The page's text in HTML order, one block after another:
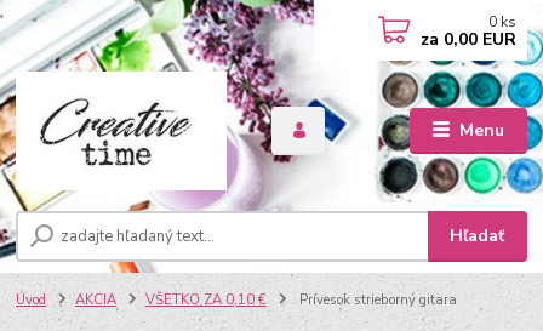
Menu
Hľadať
0 ks
za 0,00 EUR
Úvod AKCIA VŠETKO ZA 0,10 € Prívesok strieborný gitara